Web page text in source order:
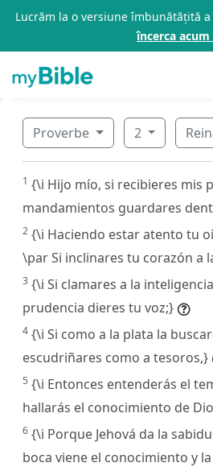
Lucrăm la o versiune îmbunătățită
încerca
Proverbe 2
1 {\i Hijo mío, si recibieres mis
mandamientos guardares
2 {\i Haciendo estar atento tu
\par Si inclinares tu corazón a
3 {\i Si clamares a la
prudencia dieres tu voz;}
4 {\i Si como a la plata la
escudriñares como a tesoros,}
5 {\i Entonces entenderás el
hallarás el conocimiento de
6 {\i Porque Jehová da la
boca viene el conocimiento y